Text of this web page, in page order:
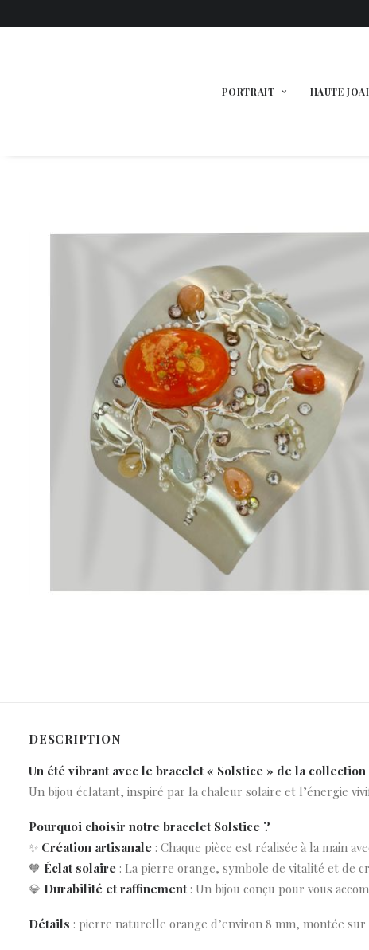
PORTRAIT HAUTE
DESCRIPTION
Un été vibrant avec le bracelet « Solstice » de la collection
Un bijou éclatant, inspiré par la chaleur solaire et l’énergie
Pourquoi choisir notre bracelet Solstice ?
✨ Création artisanale : Chaque pièce est réalisée à la main
🧡 Éclat solaire : La pierre orange, symbole de vitalité et de
💎 Durabilité et raffinement : Un bijou conçu pour vous
Détails : pierre naturelle orange d’environ 8 mm, montée